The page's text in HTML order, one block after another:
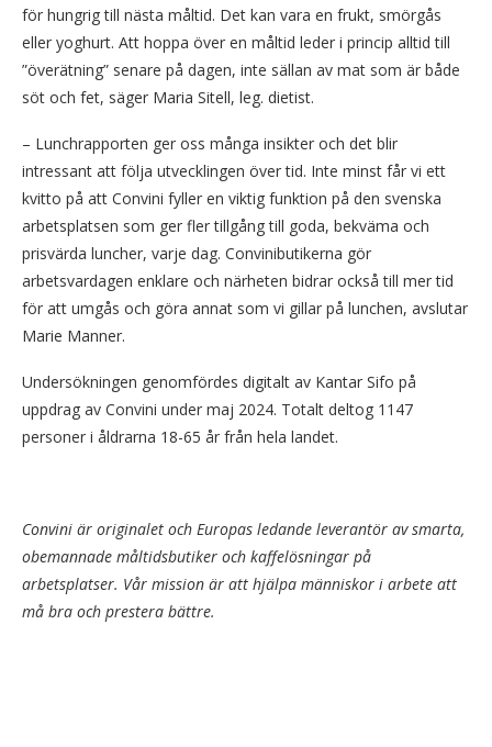
för hungrig till nästa måltid. Det kan vara en frukt, smörgås
eller yoghurt. Att hoppa över en måltid leder i princip alltid till
”överätning” senare på dagen, inte sällan av mat som är både
söt och fet, säger Maria Sitell, leg. dietist.
– Lunchrapporten ger oss många insikter och det blir
intressant att följa utvecklingen över tid. Inte minst får vi ett
kvitto på att Convini fyller en viktig funktion på den svenska
arbetsplatsen som ger fler tillgång till goda, bekväma och
prisvärda luncher, varje dag. Convinibutikerna gör
arbetsvardagen enklare och närheten bidrar också till mer tid
för att umgås och göra annat som vi gillar på lunchen, avslutar
Marie Manner.
Undersökningen genomfördes digitalt av Kantar Sifo på
uppdrag av Convini under maj 2024. Totalt deltog 1147
personer i åldrarna 18-65 år från hela landet.
Convini är originalet och Europas ledande leverantör av smarta,
obemannade måltidsbutiker och kaffelösningar på
arbetsplatser. Vår mission är att hjälpa människor i arbete att
må bra och prestera bättre.